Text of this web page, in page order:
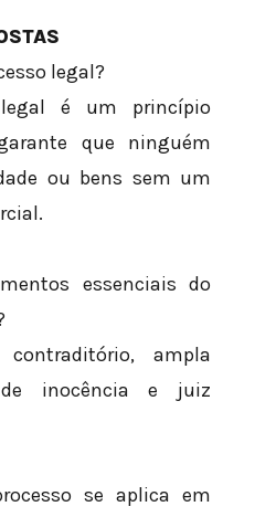
legal?
é um princípio
que ninguém
ou bens sem um
essenciais do
ampla
de inocência e juiz
se aplica em